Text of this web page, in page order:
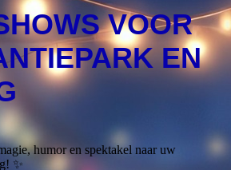
VOOR
EN
humor en spektakel naar uw
✨